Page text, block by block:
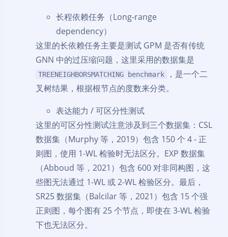
长程依赖任务（Long-range
dependency）
这里的长依赖任务主要是测试 GPM 是否有传统
GNN 中的过压缩问题，这里采用的数据集是
TREENEIGHBORSMATCHING benchmark
，是一个二
叉树结果，根据根节点的度数来分类。
表达能力 / 可区分性测试
这里的可区分性测试注意涉及到三个数据集：CSL
数据集（Murphy 等，2019）包含 150 个 4 - 正
则图，使用 1-WL 检验时无法区分。EXP 数据集
（Abboud 等，2021）包含 600 对非同构图，这
些图无法通过 1-WL 或 2-WL 检验区分。最后，
SR25 数据集（Balcilar 等，2021）包含 15 个强
正则图，每个图有 25 个节点，即使在 3-WL 检验
下也无法区分。